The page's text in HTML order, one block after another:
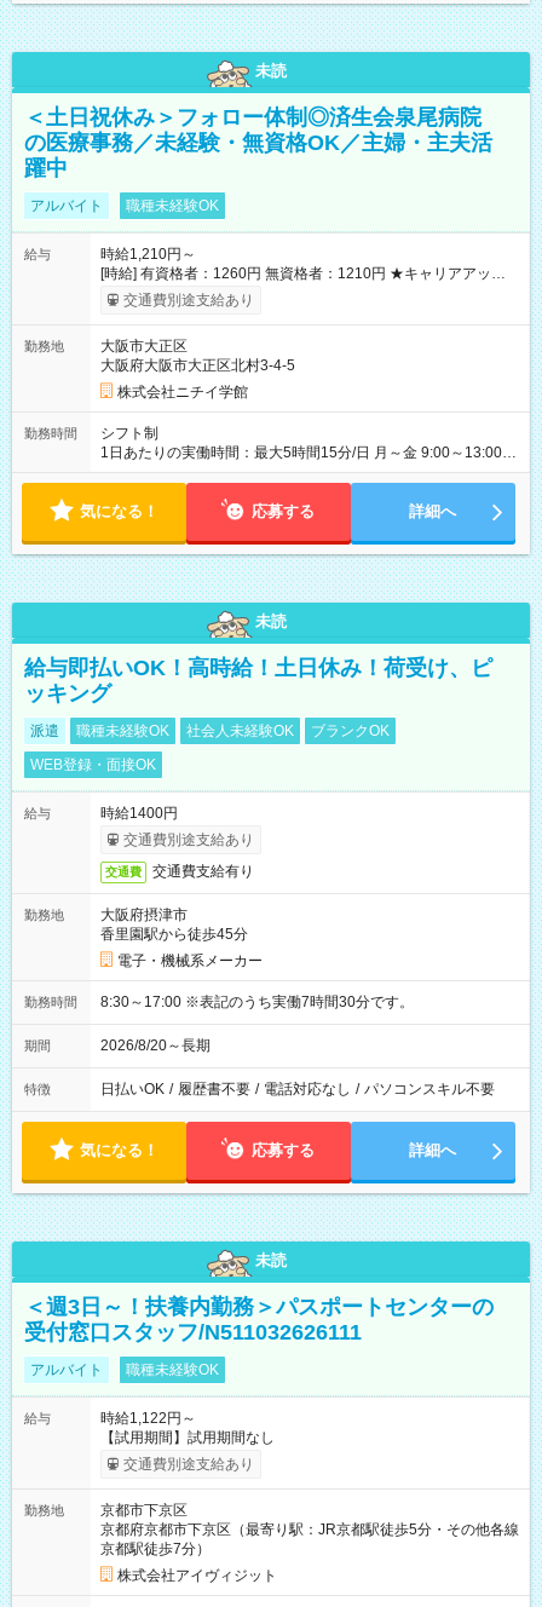
未読
＜土日祝休み＞フォロー体制◎済生会泉尾病院
の医療事務／未経験・無資格OK／主婦・主夫活
躍中
アルバイト 職種未経験OK
給与
時給1,210円～
[時給] 有資格者：1260円 無資格者：1210円 ★キャリアアップ制
度あり 進級により給与がアップします！ 【試用期間】試用期間
あり 試用期間の長さ：3ヶ月 雇用形態、給与は本採用時と同じ
交通費別途支給あり
勤務地
大阪市大正区
大阪府大阪市大正区北村3-4-5
株式会社ニチイ学館
勤務時間
シフト制
1日あたりの実働時間：最大5時間15分/日 月～金 9:00～13:00
※9:00～15:00の勤務も可能！
気になる！ 応募する 詳細へ
未読
給与即払いOK！高時給！土日休み！荷受け、ピ
ッキング
派遣 職種未経験OK 社会人未経験OK
ブランクOK
WEB登録・面接OK
給与
時給1400円
交通費別途支給あり
交通費 交通費支給有り
勤務地
大阪府摂津市
香里園駅から徒歩45分
電子・機械系メーカー
勤務時間 8:30～17:00 ※表記のうち実働7時間30分です。
期間 2026/8/20～長期
特徴 日払いOK / 履歴書不要 / 電話対応なし / パソコンスキル不要
気になる！ 応募する 詳細へ
未読
＜週3日～！扶養内勤務＞パスポートセンターの
受付窓口スタッフ/N511032626111
アルバイト 職種未経験OK
給与
時給1,122円～
【試用期間】試用期間なし
交通費別途支給あり
勤務地
京都市下京区
京都府京都市下京区（最寄り駅：JR京都駅徒歩5分・その他各線
京都駅徒歩7分）
株式会社アイヴィジット